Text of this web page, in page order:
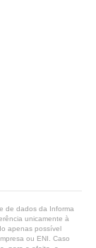
de dados da Informa
unicamente à
apenas possível
ou ENI. Caso